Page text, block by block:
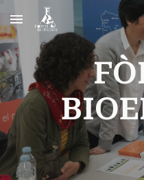
Skip to main content